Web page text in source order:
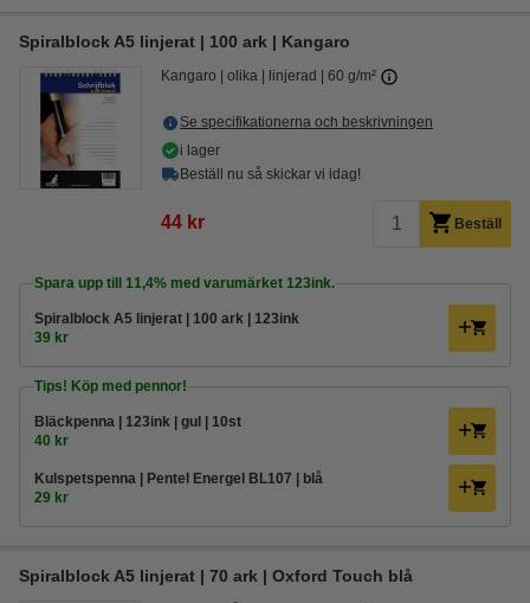
Spiralblock A5 linjerat | 100 ark | Kangaro
Kangaro olika linjerad 60 g/m²
Se specifikationerna och beskrivningen
i lager
Beställ nu så skickar vi idag!
44 kr Beställ
Spara upp till 11,4% med varumärket 123ink.
Spiralblock A5 linjerat | 100 ark | 123ink
39 kr
Tips! Köp med pennor!
Bläckpenna | 123ink | gul | 10st
40 kr
Kulspetspenna | Pentel Energel BL107 | blå
29 kr
Spiralblock A5 linjerat | 70 ark | Oxford Touch blå